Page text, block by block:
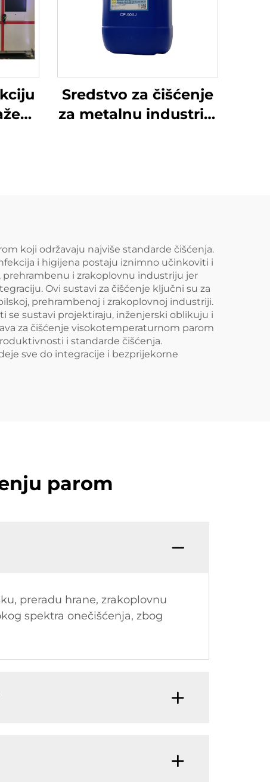
Sredstvo za čišćenje
za metalnu industriju
koji održavaju najviše standarde čišćenja.
i higijena postaju iznimno učinkoviti i
i zrakoplovnu industriju jer
Ovi sustavi za čišćenje ključni su za
prehrambenoj i zrakoplovnoj industriji.
se sustavi projektiraju, inženjerski oblikuju i
za čišćenje visokotemperaturnom parom
i standarde čišćenja.
sve do integracije i bezprijekorne
parom
preradu hrane, zrakoplovnu
spektra onečišćenja, zbog